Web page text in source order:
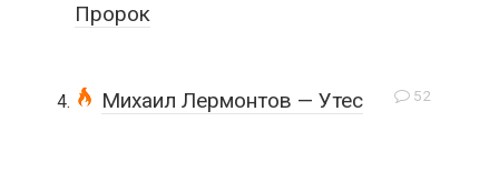
Пророк
52
Михаил Лермонтов — Утес